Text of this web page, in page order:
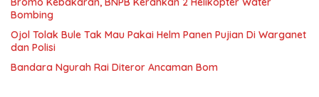
Bombing
Ojol Tolak Bule Tak Mau Pakai Helm Panen Pujian Di Warganet
dan Polisi
Bandara Ngurah Rai Diteror Ancaman Bom